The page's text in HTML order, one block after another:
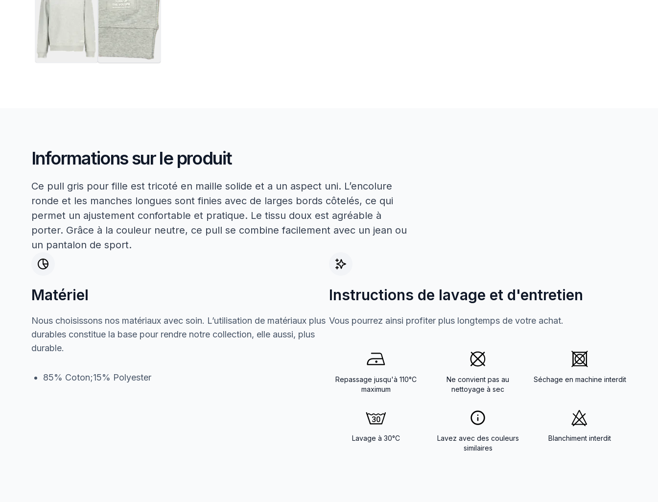
Informations sur le produit
Ce pull gris pour fille est tricoté en maille solide et a un aspect uni. L’encolure
ronde et les manches longues sont finies avec de larges bords côtelés, ce qui
permet un ajustement confortable et pratique. Le tissu doux est agréable à
porter. Grâce à la couleur neutre, ce pull se combine facilement avec un jean ou
un pantalon de sport.
Matériel
Nous choisissons nos matériaux avec soin. L’utilisation de matériaux plus
durables constitue la base pour rendre notre collection, elle aussi, plus
durable.
85% Coton;15% Polyester
Instructions de lavage et d'entretien
Vous pourrez ainsi profiter plus longtemps de votre achat.
Repassage jusqu'à 110°C
maximum
Ne convient pas au
nettoyage à sec
Séchage en machine interdit
Lavage à 30°C
Lavez avec des couleurs
similaires
Blanchiment interdit